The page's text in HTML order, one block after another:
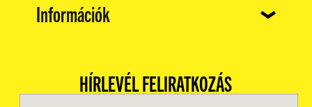
Információk
HÍRLEVÉL FELIRATKOZÁS